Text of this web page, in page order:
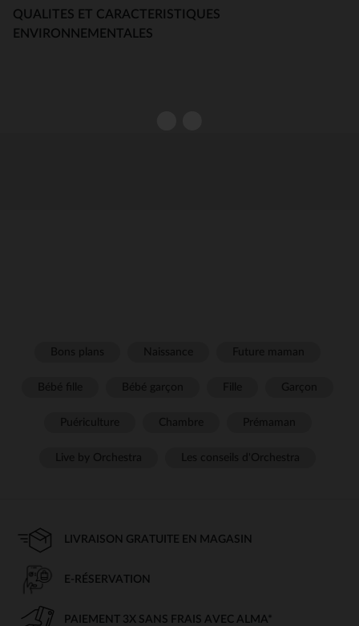
QUALITES ET CARACTERISTIQUES
ENVIRONNEMENTALES
LIVRAISON GRATUITE EN MAGASIN
E-RÉSERVATION
PAIEMENT 3X SANS FRAIS AVEC ALMA*